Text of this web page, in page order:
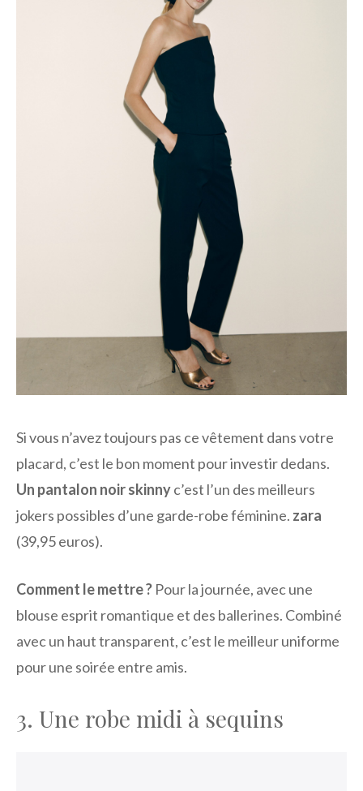
Si vous n’avez toujours pas ce vêtement dans votre
placard, c’est le bon moment pour investir dedans.
Un pantalon noir skinnyc’est l’un des meilleurs
jokers possibles d’une garde-robe féminine. zara
(39,95 euros).
Comment le mettre ? Pour la journée, avec une
blouse esprit romantique et des ballerines. Combiné
avec un haut transparent, c’est le meilleur uniforme
pour une soirée entre amis.
3. Une robe midi à sequins